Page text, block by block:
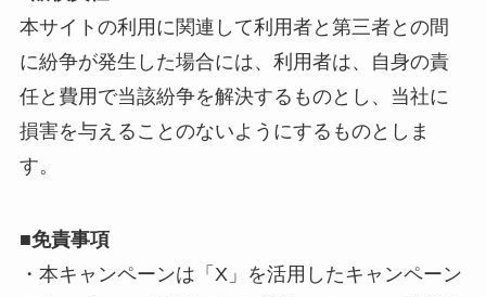
本サイトの利用に関連して利用者と第三者との間
に紛争が発生した場合には、利用者は、自身の責
任と費用で当該紛争を解決するものとし、当社に
損害を与えることのないようにするものとしま
す。
■免責事項
・本キャンペーンは「X」を活用したキャンペーン